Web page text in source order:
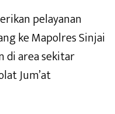
pelayanan
ke Mapolres Sinjai
di area sekitar
Jum’at